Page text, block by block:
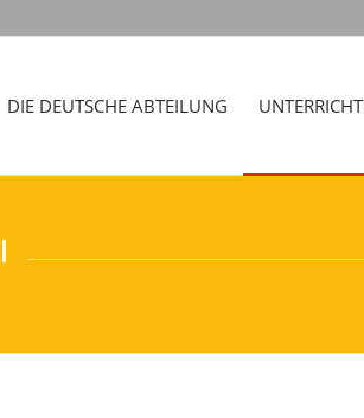
DIE DEUTSCHE ABTEILUNG UNTERRICHT